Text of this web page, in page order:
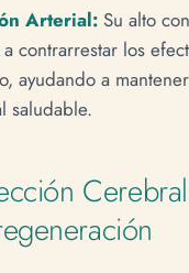
Arterial: Su alto
a contrarrestar los
ayudando a
saludable.